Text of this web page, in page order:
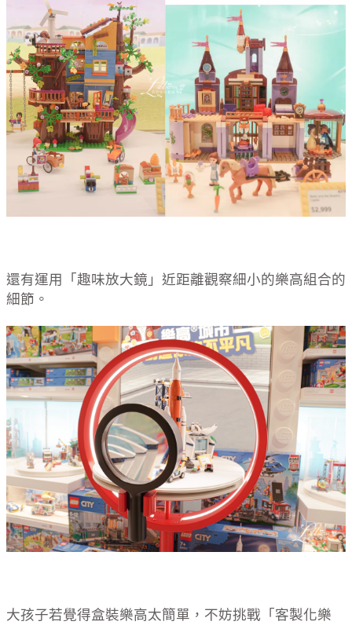
還有運用「趣味放大鏡」近距離觀察細小的樂高組合的
細節。
大孩子若覺得盒裝樂高太簡單，不妨挑戰「客製化樂